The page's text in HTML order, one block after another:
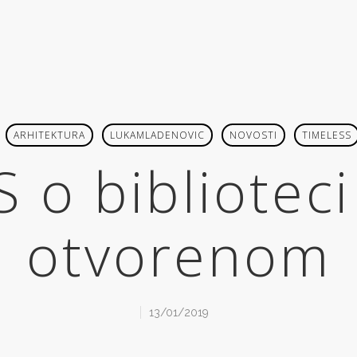
ARHITEKTURA LUKAMLADENOVIC NOVOSTI TIMELESS
o
otvorenom
13/01/2019